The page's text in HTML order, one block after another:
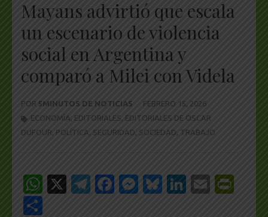
Mayans advirtió que escala
un escenario de violencia
social en Argentina y
comparó a Milei con Videla
POR 5MINUTOS DE NOTICIAS
FEBRERO 15, 2026
ECONOMÍA, EDITORIALES , EDITORIALES DE OSCAR
DUFOUR, POLÍTICA , SEGURIDAD SOCIEDAD TRABAJO
WhatsApp
X Telegram
Facebook
Messenger
Bluesky
LinkedIn
Email